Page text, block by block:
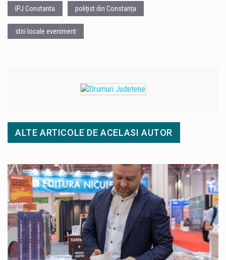
IPJ Constanta polițist din Constanța
stiri locale eveniment
ALTE ARTICOLE DE ACELASI AUTOR